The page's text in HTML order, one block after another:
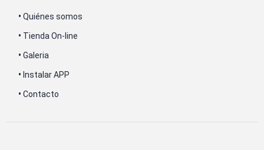
• Quiénes somos
• Tienda On-line
• Galeria
• Instalar APP
• Contacto